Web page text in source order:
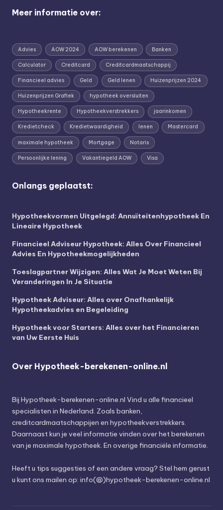
Meer informatie over:
Advies AOW 2024 AOW berekenen Banken
Calculator Creditcard Creditcardmaatschappij
Financieel advies Geld Geld lenen Huizenprijzen 2024
Huizenprijzen Grafiek hypotheek oversluiten
Hypotheekrente Hypotheekverstrekkers jaarinkomen
Kredietcheck Kredietwaardigheid lenen Mastercard
maximale hypotheek Mortgage Notaris
Persoonlijke lening Vakantiegeld AOW Visa
Onlangs geplaatst:
Hypotheekvormen Uitgelegd: Annuïteitenhypotheek En
Lineaire Hypotheek
Financieel Adviseur Hypotheek: Alles Over Financieel
Advies En Hypotheekmogelijkheden
Toeslagpartner Wijzigen: Alles Wat Je Moet Weten Bij
Veranderingen In Je Situatie
Hypotheek Adviseur: Alles over Onafhankelijk
Hypotheekadvies en Begeleiding
Hypotheek voor Starters: Alles over het Financieren
van Uw Eerste Huis
Over Hypotheek-berekenen-online.nl
Bij Hypotheek-berekenen-online.nl Vind u alle financieel
specialisten in Nederland. Zoals banken,
creditcardmaatschappijen en hypotheekverstrekkers.
Daarnaast kun je veel informatie vinden over het berekenen
van je maximale hypotheek. En overige financiële informatie.
Heeft u tips suggesties of een andere vraag? Stel hem gerust
u kunt ons mailen op: info(@)hypotheek-berekenen-online.nl